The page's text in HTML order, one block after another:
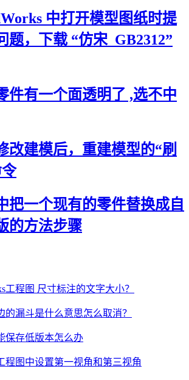
中打开模型图纸时提
题，下载 “仿宋_GB2312”
件有一个面透明了 ,选不中
改建模后，重建模型的“刷
把一个现有的零件替换成自
的方法步骤
工程图 尺寸标注的文字大小？
的漏斗是什么意思怎么取消？
保存低版本怎么办
程图中设置第一视角和第三视角